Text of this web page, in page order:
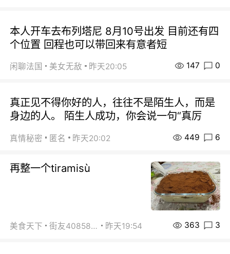
本人开车去布列塔尼 8月10号出发 目前还有四
个位置 回程也可以带回来有意者短
闲聊法国 美女无敌 昨天20:05 147 0
真正见不得你好的人，往往不是陌生人，而是
身边的人。 陌生人成功，你会说一句“真厉
真情秘密 匿名 昨天20:02 449 6
再整一个tiramisù
美食天下 街友40858442 昨天19:54 363 3